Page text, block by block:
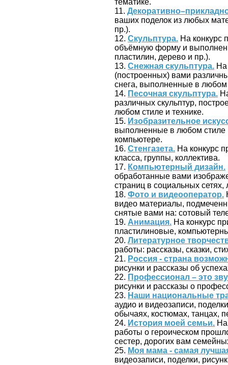
тематике.
11.
ваших поделок из любых
пр.).
12. Скульптура. На конкурс
объёмную форму и
пластилин, дерево и пр.).
13. Снежная скульптура. На
(построенных) вами
снега, выполненные в любом
14. Песочная скульптура.
различных скульптур,
любом стиле и технике.
15. Изобразительное
выполненные в любом стиле
компьютере.
16. Стенгазета. На конкурс
класса, группы, коллектива.
17. Компьютерный дизайн.
обработанные вами
страниц в социальных сетях,
18. Фото и видеооператор.
видео материалы,
снятые вами на: сотовый
19. Анимация. На конкурс
пластилиновые,
20. Литературное
работы: рассказы, сказки,
21. Россия - страна
рисунки и рассказы об
22. Профессионал – это
рисунки и рассказы о
23. Наши национальные
аудио и видеозаписи,
обычаях, костюмах, танцах,
24. История моей семьи.
работы о героическом
сестер, дорогих вам
25. Моя мама - самая
видеозаписи, поделки,